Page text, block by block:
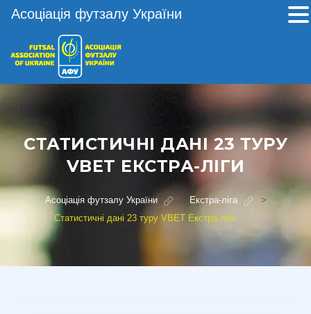
СТАТИСТИЧНІ ДАНІ 23 ТУРУ
VBET ЕКСТРА-ЛІГИ
Асоціація футзалу України Екстра-ліга
>
Статистичні дані 23 туру VBET Екстра-ліги
Асоціація футзалу України